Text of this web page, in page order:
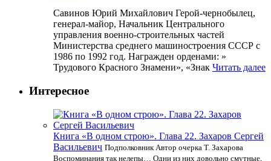
Савинов Юрий Михайлович Герой-чернобылец,
генерал-майор, Начальник Центрального
управления военно-строительных частей
Министерства среднего машиностроения СССР с
1986 по 1992 год. Награжден орденами: »
Трудового Красного Знамени», «Знак Читать далее
Интересное
Книга «В одном строю». Глава 22. Захаров Сергей
Васильевич Подполковник Автор очерка Т. Захарова
Воспоминания так нелепы… Одни из них довольно смутные,